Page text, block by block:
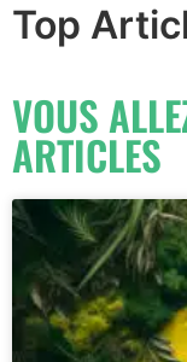
Top
VOUS
ARTICLES